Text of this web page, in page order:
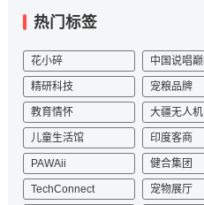
热门标签
花小碎
精研科技 宠粮品牌
教育情怀 大疆无人机
儿童生活馆 印度客商
PAWAii 健合集团
TechConnect 宠物展厅